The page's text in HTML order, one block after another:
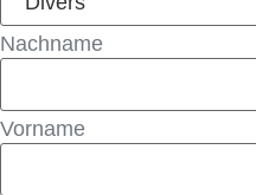
Nachname
Vorname